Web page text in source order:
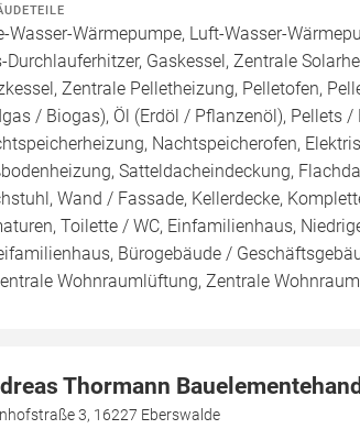
Wasser-Wärmepumpe, Luft-Wasser-
Durchlauferhitzer, Gaskessel, Zentrale
Zentrale Pelletheizung, Pelletofen,
/ Biogas), Öl (Erdöl / Pflanzenöl), Pellets
Nachtspeicherofen,
Satteldacheindeckung,
Wand / Fassade, Kellerdecke,
Toilette / WC, Einfamilienhaus,
Bürogebäude /
Wohnraumlüftung, Zentrale
Thormann
3, 16227 Eberswalde